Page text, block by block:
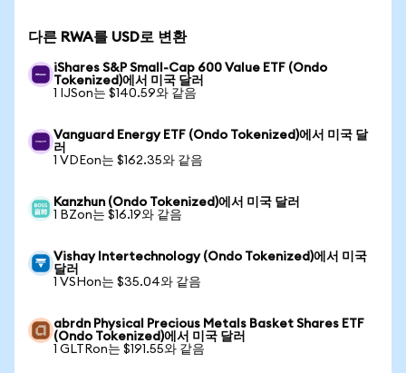
다른 RWA를 USD로 변환
iShares S&P Small-Cap 600 Value ETF (Ondo
Tokenized)에서 미국 달러
1 IJSon는 $140.59와 같음
Vanguard Energy ETF (Ondo Tokenized)에서 미국 달
러
1 VDEon는 $162.35와 같음
Kanzhun (Ondo Tokenized)에서 미국 달러
1 BZon는 $16.19와 같음
Vishay Intertechnology (Ondo Tokenized)에서 미국
달러
1 VSHon는 $35.04와 같음
abrdn Physical Precious Metals Basket Shares ETF
(Ondo Tokenized)에서 미국 달러
1 GLTRon는 $191.55와 같음